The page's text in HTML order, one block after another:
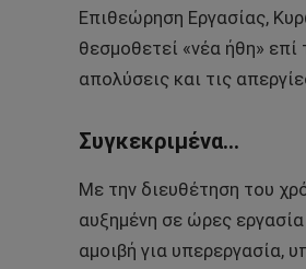
Επιθεώρηση Εργασίας,
θεσμοθετεί «νέα ήθη»
απολύσεις και τις
Συγκεκριμένα…
Με την διευθέτηση του
αυξημένη σε ώρες
αμοιβή για υπερεργασία,